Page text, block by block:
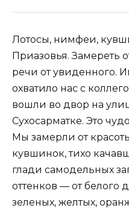
Лотосы, нимфеи,
Приазовья. Замереть
речи от увиденного.
охватило нас с
вошли во двор на
Сухосарматке. Это
Мы замерли от
кувшинок, тихо
глади самодельных
оттенков — от белого
зеленых, желтых,